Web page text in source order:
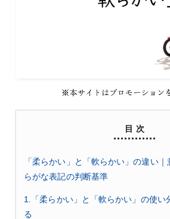
目 次
「柔らかい」と「軟らかい」の違い
らがな表記の判断基準
1.「柔らかい」と「軟らかい」の使い
る